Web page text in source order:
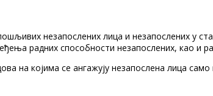
незапослених лица и незапослених у
радних способности незапослених, као и
на којима се ангажују незапослена лица